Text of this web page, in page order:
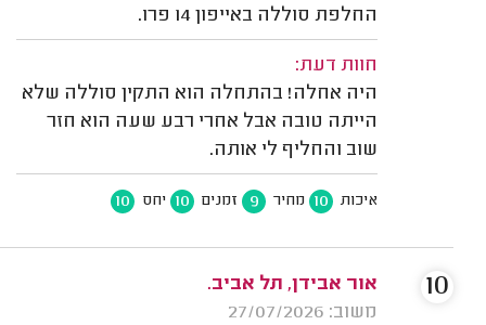
החלפת סוללה באייפון 14 פרו.
חוות דעת:
היה אחלה! בהתחלה הוא התקין סוללה שלא
הייתה טובה אבל אחרי רבע שעה הוא חזר
שוב והחליף לי אותה.
איכות 10 מחיר 9 זמנים 10 יחס 10
אור אבידן, תל אביב.
משוב: 27/07/2026
10